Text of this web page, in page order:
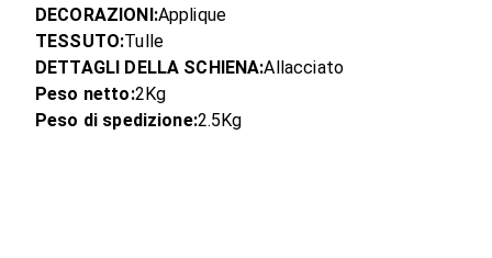
DECORAZIONI:Applique
TESSUTO:Tulle
DETTAGLI DELLA SCHIENA:Allacciato
Peso netto:2Kg
Peso di spedizione:2.5Kg